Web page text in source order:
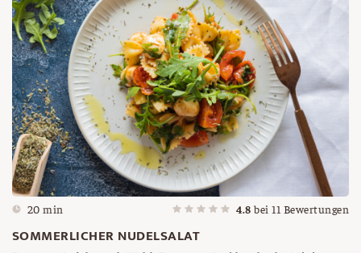
20 min 4.8 bei11 Bewertungen
SOMMERLICHER NUDELSALAT